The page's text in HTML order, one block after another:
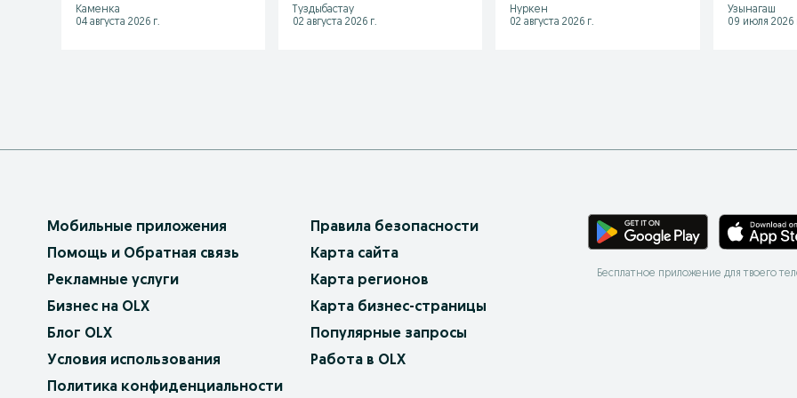
Каменка
04 августа 2026 г.
Туздыбастау
02 августа 2026 г.
Нуркен
02 августа 2026 г.
Узынагаш
09 июля 2026
Мобильные приложения
Помощь и Обратная связь
Рекламные услуги
Бизнес на OLX
Блог OLX
Условия использования
Политика конфиденциальности
Правила безопасности
Карта сайта
Карта регионов
Карта бизнес-страницы
Популярные запросы
Работа в OLX
Бесплатное приложение для твоего